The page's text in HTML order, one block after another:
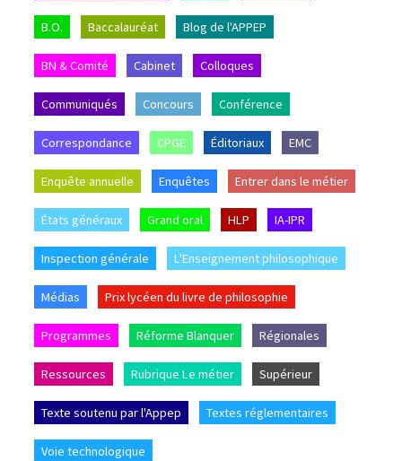
B.O. Baccalauréat Blog de l'APPEP
BN & Comité Cabinet Colloques
Communiqués Concours Conférence
Correspondance CPGE Éditoriaux EMC
Enquête annuelle Enquêtes Entrer dans le métier
États généraux Grand oral HLP IA-IPR
Inspection générale L'Enseignement philosophique
Médias Prix lycéen du livre de philosophie
Programmes Réforme Blanquer Régionales
Ressources Rubrique Le métier Supérieur
Texte soutenu par l'Appep Textes réglementaires
Voie technologique